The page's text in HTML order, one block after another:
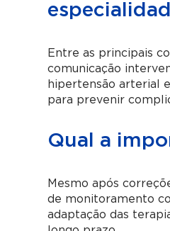
Entre as principais
comunicação
hipertensão arterial
para prevenir
Qual a
Mesmo após
de monitoramento
adaptação das